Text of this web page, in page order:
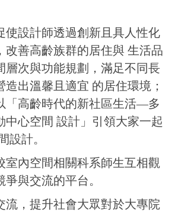
使設計師透過創新且具人性化
改善高齡族群的居住與 生活品
層次與功能規劃，滿足不同長
造出溫馨且適宜 的居住環境；
「高齡時代的新社區生活—多
中心空間 設計」引領大家一起
設計。
室內空間相關科系師生互相觀
爭與交流的平台。
流，提升社會大眾對於大專院